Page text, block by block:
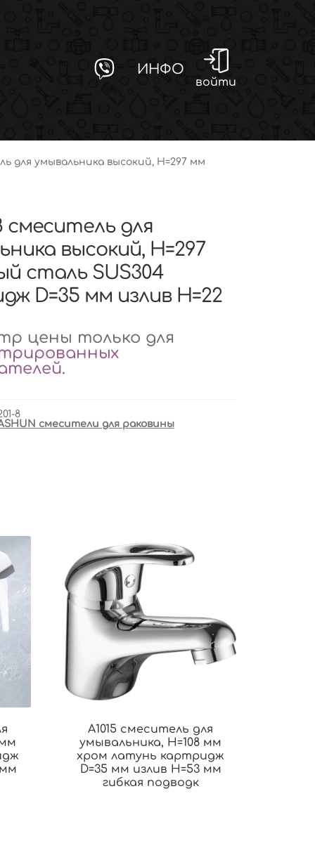
ИНФО
войти
для умывальника высокий, H=297 мм
смеситель для
высокий, H=297
сталь SUS304
D=35 мм излив H=22
цены только для
.
8
смесители для раковины
мм
A1015 смеситель для
умывальника, H=108 мм
хром латунь картридж
D=35 мм излив H=53 мм
гибкая подводк